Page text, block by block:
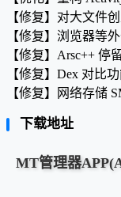
【修复】对大文件
【修复】浏览器等
【修复】Arsc++
【修复】Dex 对比
【修复】网络存储
下载地址
MT管理器